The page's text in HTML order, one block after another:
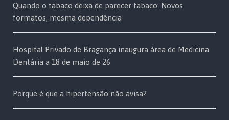
Quando o tabaco deixa de parecer tabaco: Novos
formatos, mesma dependência
Hospital Privado de Bragança inaugura área de Medicina
Dentária a 18 de maio de 26
Porque é que a hipertensão não avisa?